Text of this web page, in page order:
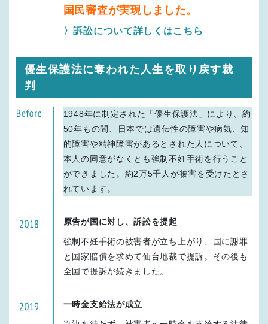
国民審査が実現しました。
〉訴訟について詳しくはこちら
優生保護法に奪われた人生を取り戻す裁
判
1948年に制定された「優生保護法」により、約
50年もの間、日本では遺伝性の障害や病気、知
的障害や精神障害があるとされた人について、
本人の同意がなくとも強制不妊手術を行うこと
ができました。約2万5千人が被害を受けたとさ
れています。
原告が国に対し、訴訟を提起
強制不妊手術の被害者が立ち上がり、国に謝罪
と国家賠償を求めて仙台地裁で提訴。その後も
全国で提訴が続きました。
一時金支給法が成立